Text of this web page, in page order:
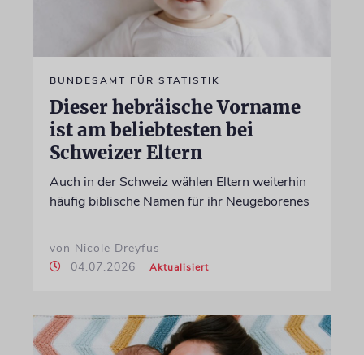
BUNDESAMT FÜR STATISTIK
Dieser hebräische Vorname
ist am beliebtesten bei
Schweizer Eltern
Auch in der Schweiz wählen Eltern weiterhin
häufig biblische Namen für ihr Neugeborenes
von Nicole Dreyfus
04.07.2026
Aktualisiert